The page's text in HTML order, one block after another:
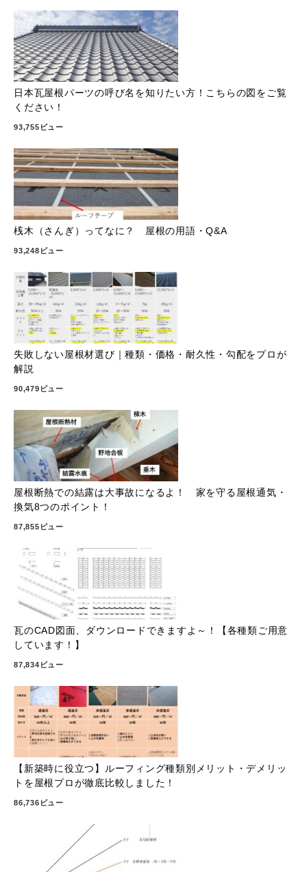
日本瓦屋根パーツの呼び名を知りたい方！こちらの図をご覧
ください！
93,755ビュー
桟木（さんぎ）ってなに？ 屋根の用語・Q&A
93,248ビュー
失敗しない屋根材選び｜種類・価格・耐久性・勾配をプロが
解説
90,479ビュー
屋根断熱での結露は大事故になるよ！ 家を守る屋根通気・
換気8つのポイント！
87,855ビュー
瓦のCAD図面、ダウンロードできますよ～！【各種類ご用意
しています！】
87,834ビュー
【新築時に役立つ】ルーフィング種類別メリット・デメリッ
トを屋根プロが徹底比較しました！
86,736ビュー